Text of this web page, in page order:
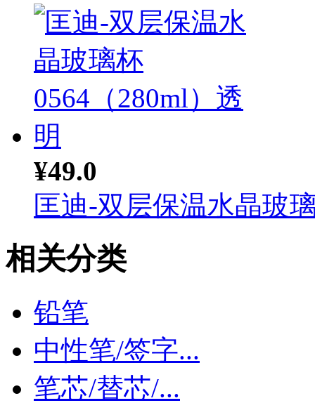
¥49.0
匡迪-双层保温水晶玻
相关分类
铅笔
中性笔/签字...
笔芯/替芯/...